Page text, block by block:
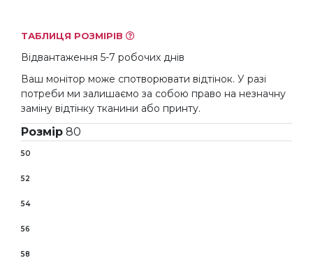
ТАБЛИЦЯ РОЗМІРІВ
Відвантаження 5-7 робочих днів
Ваш монітор може спотворювати відтінок. У разі
потреби ми залишаємо за собою право на незначну
заміну відтінку тканини або принту.
Розмір 80
50
52
54
56
58